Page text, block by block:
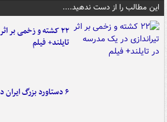
این مطالب را از دست ندهید....
۲۲ کشته و زخمی بر
تایلند+ فیلم
۶ دستاورد بزرگ ایران در ۱۶۰ روز رهبری رهبر انقلاب